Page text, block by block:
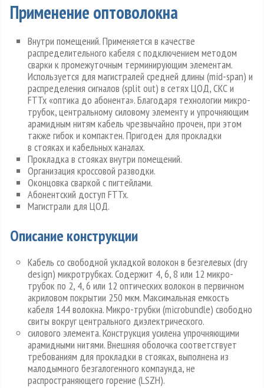
Применение оптоволокна
Внутри помещений. Применяется в качестве
распределительного кабеля с подключением методом
сварки к промежуточным терминирующим элементам.
Используется для магистралей средней длины (mid-span) и
распределения сигналов (split out) в сетях ЦОД, СКС и
FTTx «оптика до абонента». Благодаря технологии микро-
трубок, центральному силовому элементу и упрочняющим
арамидным нитям кабель чрезвычайно прочен, при этом
также гибок и компактен. Пригоден для прокладки
в стояках и кабельных каналах.
Прокладка в стояках внутри помещений.
Организация кроссовой разводки.
Оконцовка сваркой с пигтейлами.
Абонентский доступ FTTx.
Магистрали для ЦОД.
Описание конструкции
Кабель со свободной укладкой волокон в безгелевых (dry
design) микротрубках. Содержит 4, 6, 8 или 12 микро-
трубок по 2, 4, 6 или 12 оптических волокон в первичном
акриловом покрытии 250 мкм. Максимальная емкость
кабеля 144 волокна. Микро-трубки (microbundle) свободно
свиты вокруг центрального диэлектрического.
силового элемента. Конструкция усилена упрочняющими
арамидными нитями. Внешняя оболочка соответствует
требованиям для прокладки в стояках, выполнена из
малодымного безгалогенного компаунда, не
распространяющего горение (LSZH).